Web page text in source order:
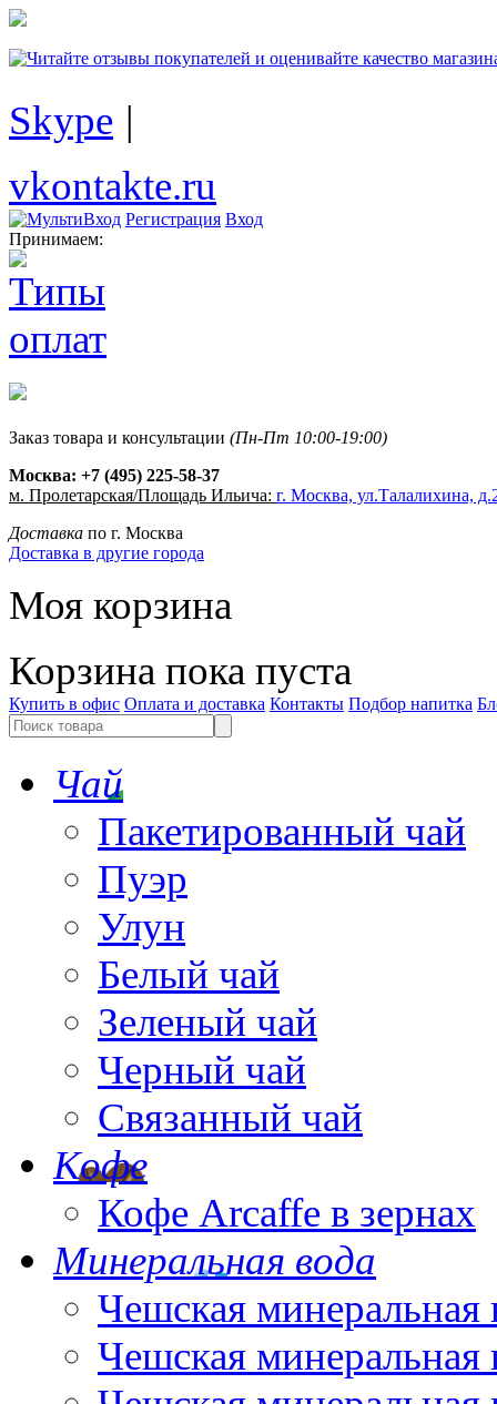
Skype |
vkontakte.ru
Регистрация Вход
Принимаем:
Заказ товара и консультации (Пн-Пт 10:00-19:00)
Москва: +7 (495) 225-58-37
м. Пролетарская/Площадь Ильича: г. Москва, ул.Талалихина,
Доставка по г. Москва
Доставка в другие города
Моя корзина
Корзина пока пуста
Купить в офис Оплата и доставка Контакты Подбор напитка
Чай
Пакетированный чай
Пуэр
Улун
Белый чай
Зеленый чай
Черный чай
Связанный чай
Кофе
Кофе Arcaffe в зернах
Минеральная вода
Чешская минеральная
Чешская минеральная